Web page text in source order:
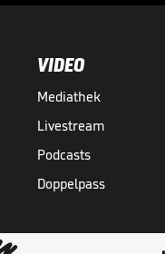
VIDEO
Mediathek
Livestream
Podcasts
Doppelpass